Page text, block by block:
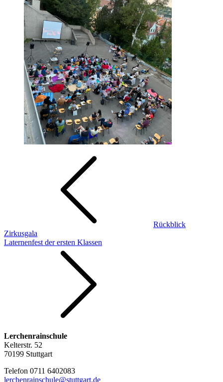
Beitragsnavigation
Rückblick
Zirkusgala
Laternenfest der ersten Klassen
Lerchenrainschule
Kelterstr. 52
70199 Stuttgart
Telefon 0711 6402083
lerchenrainschule@stuttgart.de